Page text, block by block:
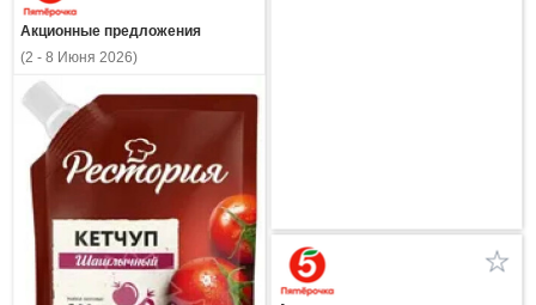
Акционные предложения
(2 - 8 Июня 2026)